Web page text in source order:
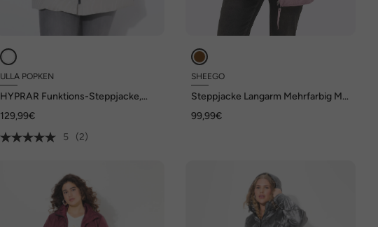
ULLA POPKEN
HYPRAR Funktions-Steppjacke,
129,99€
5
(2)
SHEEGO
Steppjacke Langarm Mehrfarbig Mit
99,99€